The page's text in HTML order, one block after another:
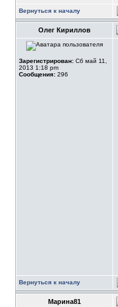
Вернуться к началу
Олег Кириллов
Зарегистрирован: Сб май 11,
2013 1:18 pm
Сообщения: 296
Вернуться к началу
Марина81